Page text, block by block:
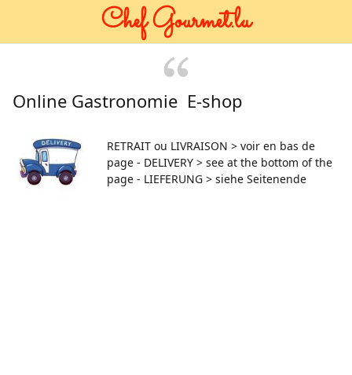
Chef Gourmet.lu
Online Gastronomie E-shop
RETRAIT ou LIVRAISON > voir en bas de
page - DELIVERY > see at the bottom of the
page - LIEFERUNG > siehe Seitenende